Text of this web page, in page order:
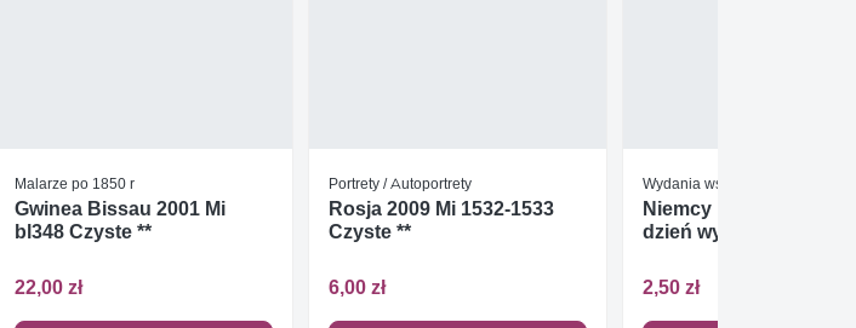
Malarze po 1850 r
Gwinea Bissau 2001 Mi
bl348 Czyste **
22,00 zł
Portrety / Autoportrety
Rosja 2009 Mi 1532-1533
Czyste **
6,00 zł
Wydania wspólne
Niemcy 1991 Pierwszy
dzień wydania
2,50 zł